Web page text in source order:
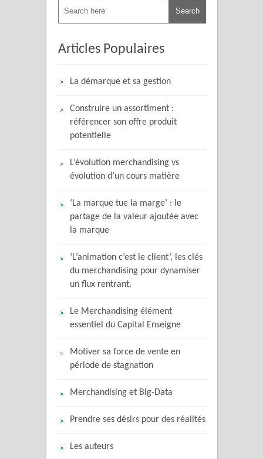
Articles Populaires
La démarque et sa gestion
Construire un assortiment :
référencer son offre produit
potentielle
L’évolution merchandising vs
évolution d’un cours matière
‘La marque tue la marge’ : le
partage de la valeur ajoutée avec
la marque
‘L’animation c’est le client’, les clés
du merchandising pour dynamiser
un flux rentrant.
Le Merchandising élément
essentiel du Capital Enseigne
Motiver sa force de vente en
période de stagnation
Merchandising et Big-Data
Prendre ses désirs pour des réalités
Les auteurs